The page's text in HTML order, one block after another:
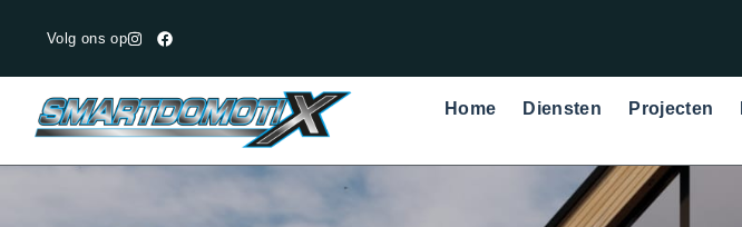
Volg ons op
Home Diensten Projecten